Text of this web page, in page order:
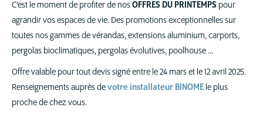
C’est le moment de profiter de nosOFFRES DU PRINTEMPS pour
agrandir vos espaces de vie. Des promotions exceptionnelles sur
toutes nos gammes de vérandas, extensions aluminium, carports,
pergolas bioclimatiques, pergolas évolutives, poolhouse …
Offre valable pour tout devis signé entre le 24 mars et le 12 avril 2025.
Renseignements auprès devotre installateur BINOME le plus
proche de chez vous.